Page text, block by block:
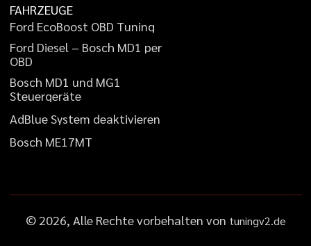
FAHRZEUGE
Ford EcoBoost OBD Tuning
Ford Diesel – Bosch MD1 per
OBD
Bosch MD1 und MG1
Steuergeräte
AdBlueSystem deaktivieren
Bosch ME17MT
© 2026, Alle Rechte vorbehalten von tuningv2.de